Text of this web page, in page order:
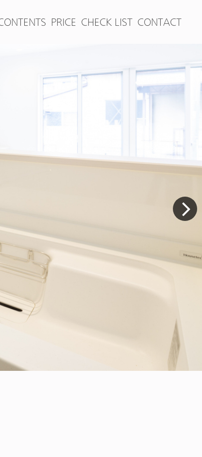
PRICE CHECK LIST CONTACT